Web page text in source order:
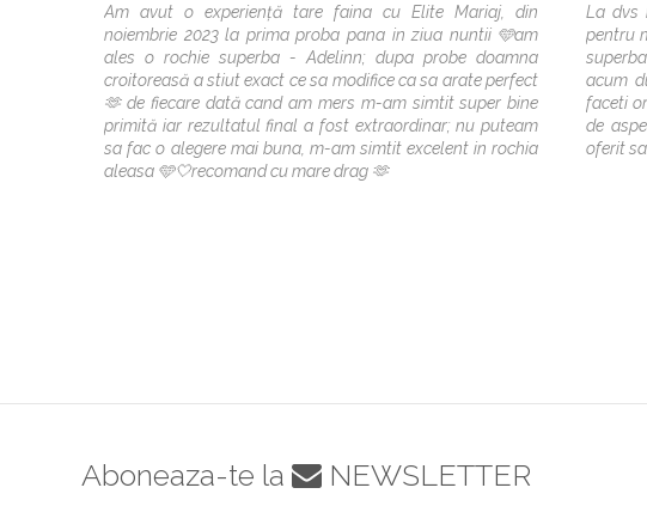
Am avut o experiență tare faina cu Elite Mariaj, din
noiembrie 2023 la prima proba pana in ziua nuntii 🩵am
ales o rochie superba - Adelinn; dupa probe doamna
croitoreasă a stiut exact ce sa modifice ca sa arate perfect
🫶 de fiecare dată cand am mers m-am simtit super bine
primită iar rezultatul final a fost extraordinar; nu puteam
sa fac o alegere mai buna, m-am simtit excelent in rochia
aleasa 🩵🤍recomand cu mare drag 🫶
La dvs
pentru
acum
faceti
de
oferit
Aboneaza-te la NEWSLETTER